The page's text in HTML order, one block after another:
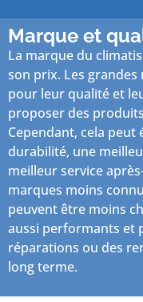
Marque et
La marque du
son prix. Les
pour leur qualité et
proposer des
Cependant, cela
durabilité, une
meilleur service
marques moins
peuvent être moins
aussi performants et
réparations ou des
long terme.